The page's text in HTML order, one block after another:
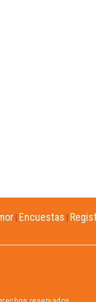
Encuestas